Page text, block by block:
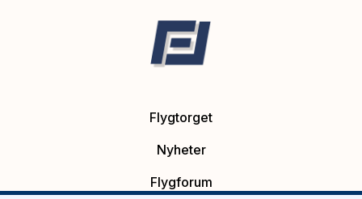
Flygtorget
Nyheter
Flygforum